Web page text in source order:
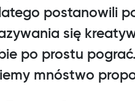
postanowili
się
po prostu
mnóstwo